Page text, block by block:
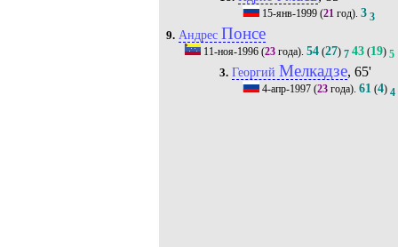
15-янв-1999 (21 год).3 3
9. Андрес Понсе
11-ноя-1996(23года). 54(27) 7 43(19) 5
3. Георгий Мелкадзе, 65'
4-апр-1997 (23 года).61 (4) 4